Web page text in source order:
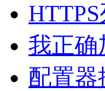
我正确
配置器